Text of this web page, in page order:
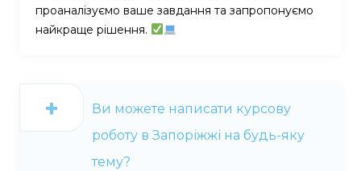
проаналізуємо ваше завдання та запропонуємо
найкраще рішення.
Ви можете написати курсову
роботу в Запоріжжі на будь-яку
тему?